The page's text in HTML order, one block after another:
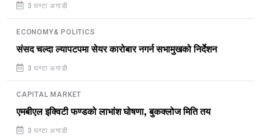
3 घण्टा अगाडी
ECONOMY& POLITICS
संसद चल्दा ल्यापटपमा सेयर कारोबार नगर्न सभामुखको निर्देशन
3 घण्टा अगाडी
CAPITAL MARKET
एमबीएल इक्विटी फण्डको लाभांश घोषणा, बुकक्लोज मिति तय
3 घण्टा अगाडी